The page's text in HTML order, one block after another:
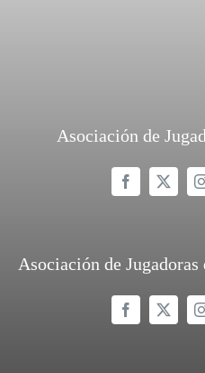
Asociación de
Asociación de